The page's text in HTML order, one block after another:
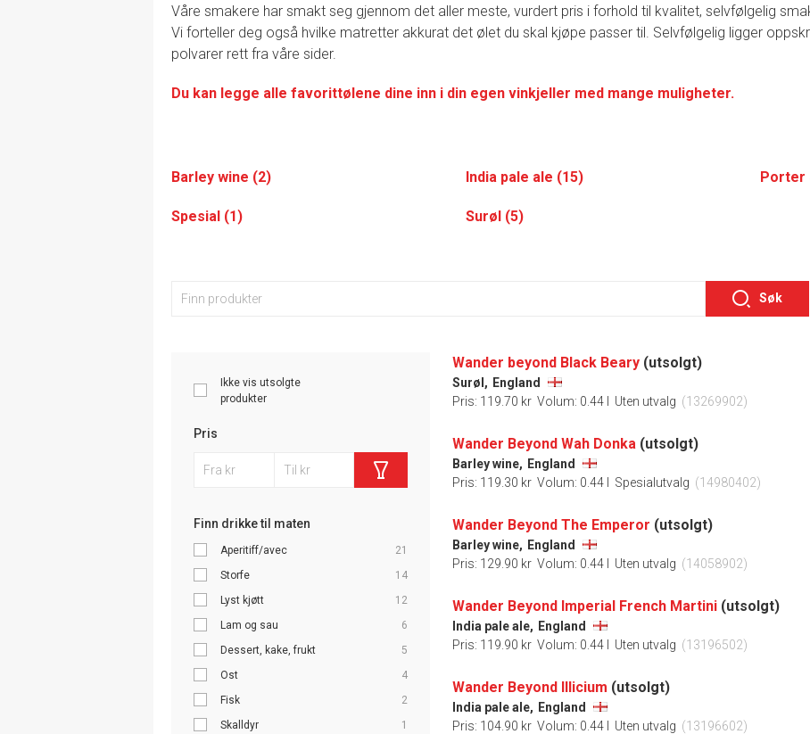
Våre smakere har smakt seg gjennom det aller meste, vurdert pris i forhold til kvalitet, selvfølgelig
Vi forteller deg også hvilke matretter akkurat det ølet du skal kjøpe passer til. Selvfølgelig ligger
polvarer rett fra våre sider.
Du kan legge alle favorittølene dine inn i din egen vinkjeller med mange muligheter.
Barley wine (2) India pale ale (15) Porter
Spesial (1) Surøl (5)
Søk
Ikke vis utsolgte
produkter
Pris
Finn drikke til maten
Aperitiff/avec
21
Storfe
14
Lyst kjøtt
12
Lam og sau
6
Dessert, kake, frukt
5
Ost
4
Fisk
2
Skalldyr
1
Wander beyond Black Beary (utsolgt)
Surøl, England
Pris: 119.70 kr Volum: 0.44 l Uten utvalg (13269902)
Wander Beyond Wah Donka (utsolgt)
Barley wine, England
Pris: 119.30 kr Volum: 0.44 l Spesialutvalg (14980402)
Wander Beyond The Emperor (utsolgt)
Barley wine, England
Pris: 129.90 kr Volum: 0.44 l Uten utvalg (14058902)
Wander Beyond Imperial French Martini (utsolgt)
India pale ale, England
Pris: 119.90 kr Volum: 0.44 l Uten utvalg (13196502)
Wander Beyond Illicium (utsolgt)
India pale ale, England
Pris: 104.90 kr Volum: 0.44 l Uten utvalg (13196602)